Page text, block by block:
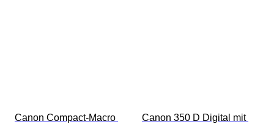
Canon Compact-Macro
Canon 350 D Digital mit